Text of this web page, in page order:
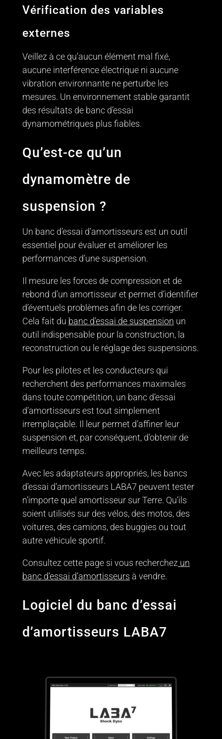
Vérification des variables
externes
Veillez à ce qu’aucun élément mal fixé,
aucune interférence électrique ni aucune
vibration environnante ne perturbe les
mesures. Un environnement stable garantit
des résultats de banc d’essai
dynamométriques plus fiables.
Qu’est-ce qu’un
dynamomètre de
suspension ?
Un banc d’essai d’amortisseurs est un outil
essentiel pour évaluer et améliorer les
performances d’une suspension.
Il mesure les forces de compression et de
rebond d’un amortisseur et permet d’identifier
d’éventuels problèmes afin de les corriger.
Cela fait du banc d’essai de suspension un
outil indispensable pour la construction, la
reconstruction ou le réglage des suspensions.
Pour les pilotes et les conducteurs qui
recherchent des performances maximales
dans toute compétition, un banc d’essai
d’amortisseurs est tout simplement
irremplaçable. Il leur permet d’affiner leur
suspension et, par conséquent, d’obtenir de
meilleurs temps.
Avec les adaptateurs appropriés, les bancs
d’essai d’amortisseurs LABA7 peuvent tester
n’importe quel amortisseur sur Terre. Qu’ils
soient utilisés sur des vélos, des motos, des
voitures, des camions, des buggies ou tout
autre véhicule sportif.
Consultez cette page si vous recherchez un
banc d’essai d’amortisseurs à vendre.
Logiciel du banc d’essai
d’amortisseurs LABA7